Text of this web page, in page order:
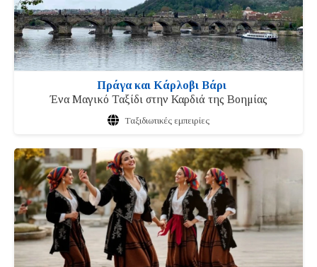
Πράγα και Κάρλοβι Βάρι
Ένα Μαγικό Ταξίδι στην Καρδιά της Βοημίας
Ταξιδιωτικές εμπειρίες